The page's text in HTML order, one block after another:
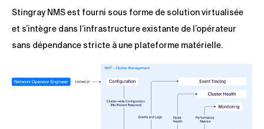
Stingray NMS est fourni sous forme de solution virtualisée
et s’intègre dans l’infrastructure existante de l’opérateur
sans dépendance stricte à une plateforme matérielle.